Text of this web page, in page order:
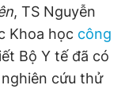
cáo
, TS Nguyễn
Khoa học công
Bộ Y tế đã có
cứu thử